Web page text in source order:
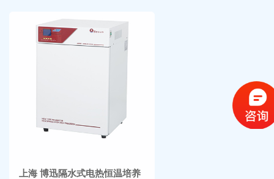
上海 博迅隔水式电热恒温培养